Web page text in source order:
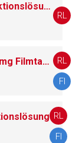
3
Clindamycin-hameln 150 mg/ml Injektionslösung
RL
Clinda-saar® 150 mg/-300 mg/-600 mg Filmtabletten
RL
FI
RL
FI